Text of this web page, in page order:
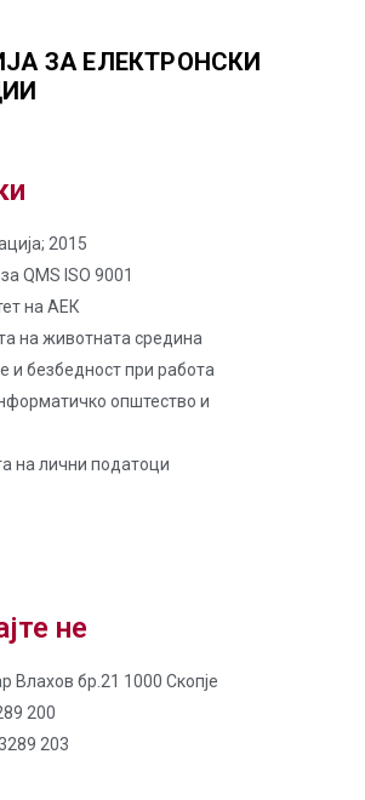
ЗА ЕЛЕКТРОНСКИ
2015
QMS ISO 9001
на AЕК
на животната средина
и безбедност при работа
општество и
на лични податоци
не
Влахов бр.21 1000 Скопје
200
203